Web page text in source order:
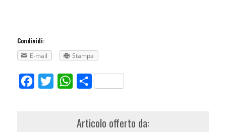
Condividi:
E-mail
Stampa
FacebookTwitterWhatsApp
Share
Articolo offerto da: